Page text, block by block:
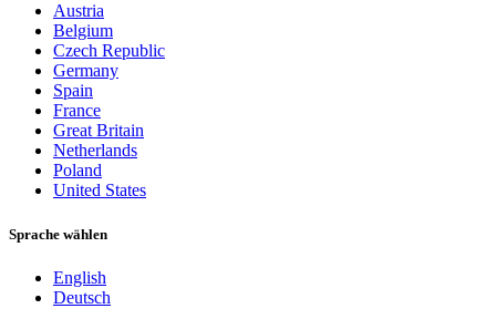
Austria
Belgium
Czech Republic
Germany
Spain
France
Great Britain
Netherlands
Poland
United States
Sprache wählen
English
Deutsch